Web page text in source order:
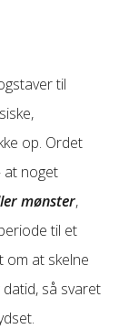
til
op. Ordet
at noget
mønster,
til et
at skelne
så svaret